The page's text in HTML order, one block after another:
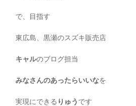
で、目指す
東広島、黒瀬のスズキ販売店
キャルのブログ担当
みなさんのあったらいいなを
実現にできる りゅう です